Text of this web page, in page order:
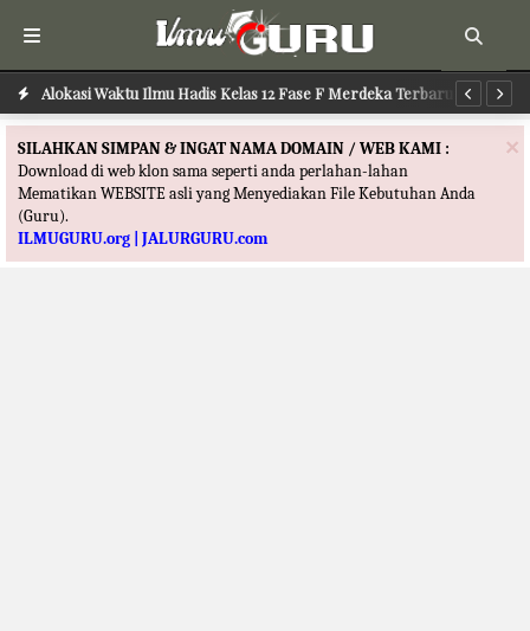
Alokasi Waktu Ilmu Hadis Kelas 12 Fase F Merdeka Terbaru
×
SILAHKAN SIMPAN & INGAT NAMA DOMAIN / WEB KAMI :
Download di web klon sama seperti anda perlahan-lahan
Mematikan WEBSITE asli yang Menyediakan File Kebutuhan Anda
(Guru).
ILMUGURU.org | JALURGURU.com